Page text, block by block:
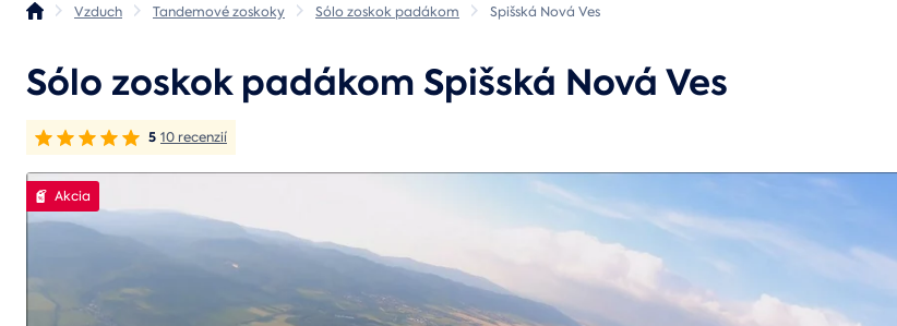
Vzduch Tandemové zoskoky Sólo zoskok padákom Spišská Nová Ves
Sólo zoskok padákom Spišská Nová Ves
5 10 recenzií
Akcia